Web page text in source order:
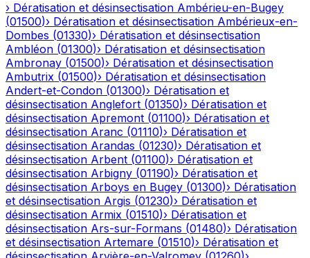
› Dératisation et désinsectisation Ambérieu-en-Bugey
(01500)› Dératisation et désinsectisation Ambérieux-en-
Dombes (01330)› Dératisation et désinsectisation
Ambléon (01300)› Dératisation et désinsectisation
Ambronay (01500)› Dératisation et désinsectisation
Ambutrix (01500)› Dératisation et désinsectisation
Andert-et-Condon (01300)› Dératisation et
désinsectisation Anglefort (01350)› Dératisation et
désinsectisation Apremont (01100)› Dératisation et
désinsectisation Aranc (01110)› Dératisation et
désinsectisation Arandas (01230)› Dératisation et
désinsectisation Arbent (01100)› Dératisation et
désinsectisation Arbigny (01190)› Dératisation et
désinsectisation Arboys en Bugey (01300)› Dératisation
et désinsectisation Argis (01230)› Dératisation et
désinsectisation Armix (01510)› Dératisation et
désinsectisation Ars-sur-Formans (01480)› Dératisation
et désinsectisation Artemare (01510)› Dératisation et